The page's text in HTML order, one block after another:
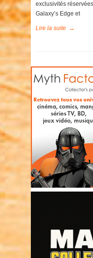
exclusivités
Galaxy’s Edge et
Lire la suite →